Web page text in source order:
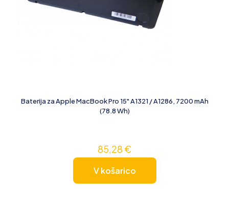
Baterija za Apple MacBook Pro 15" A1321 / A1286, 7200 mAh
(78.8 Wh)
85,28 €
V košarico